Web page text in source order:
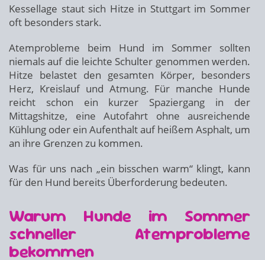
Kessellage staut sich Hitze in Stuttgart im Sommer
oft besonders stark.
Atemprobleme beim Hund im Sommer sollten
niemals auf die leichte Schulter genommen werden.
Hitze belastet den gesamten Körper, besonders
Herz, Kreislauf und Atmung. Für manche Hunde
reicht schon ein kurzer Spaziergang in der
Mittagshitze, eine Autofahrt ohne ausreichende
Kühlung oder ein Aufenthalt auf heißem Asphalt, um
an ihre Grenzen zu kommen.
Was für uns nach „ein bisschen warm“ klingt, kann
für den Hund bereits Überforderung bedeuten.
Warum Hunde im Sommer
schneller Atemprobleme
bekommen